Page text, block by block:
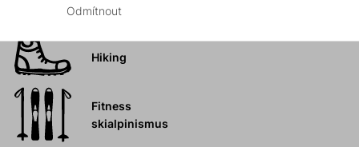
turistika
Hiking
Fitness
skialpinismus
Odmítnout